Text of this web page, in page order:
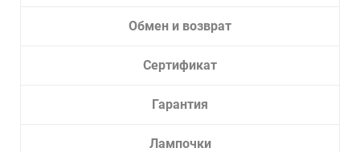
Обмен и возврат
Сертификат
Гарантия
Лампочки